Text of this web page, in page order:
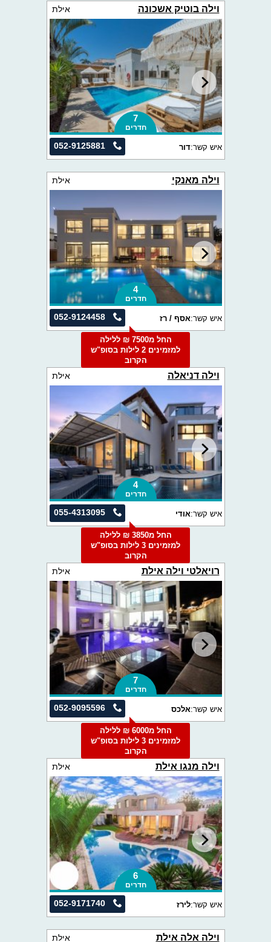
וילה בוטיק אשכונה אילת
7
חדרים
052-9125881 איש קשר:דור
וילה מאנקי אילת
4
חדרים
052-9124458 איש קשר:אסף / רז
החל מ7500 ₪ ללילה
למזמינים 2 לילות בסופ"ש
הקרוב
וילה דניאלה אילת
4
חדרים
055-4313095 איש קשר:אודי
החל מ3850 ₪ ללילה
למזמינים 3 לילות בסופ"ש
הקרוב
רויאלטי וילה אילת אילת
7
חדרים
052-9095596 איש קשר:אלכס
החל מ6000 ₪ ללילה
למזמינים 3 לילות בסופ"ש
הקרוב
וילה מנגו אילת אילת
6
חדרים
052-9171740 איש קשר:לירז
וילה אלה אילת אילת